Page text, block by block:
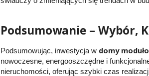
Podsumowanie – Wybór,
Podsumowując, inwestycja w domy
nowoczesne, energooszczędne i
nieruchomości, oferując szybki czas